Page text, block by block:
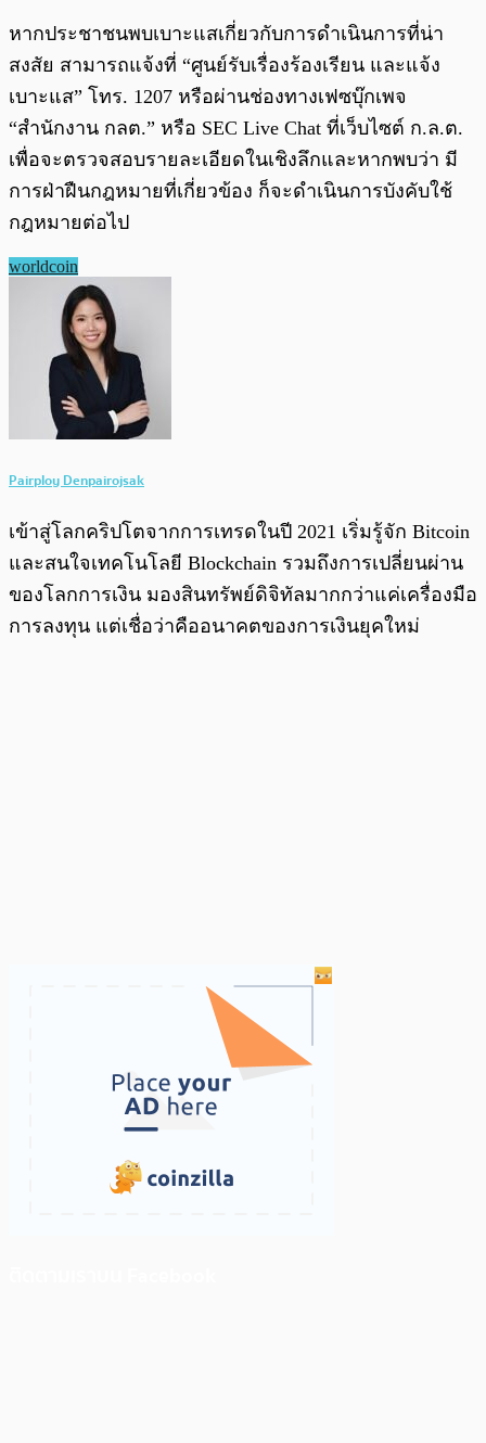
หากประชาชนพบเบาะแสเกี่ยวกับการดำเนินการที่น่า
สงสัย สามารถแจ้งที่ “ศูนย์รับเรื่องร้องเรียน และแจ้ง
เบาะแส” โทร. 1207 หรือผ่านช่องทางเฟซบุ๊กเพจ
“สำนักงาน กลต.” หรือ SEC Live Chat ที่เว็บไซต์ ก.ล.ต.
เพื่อจะตรวจสอบรายละเอียดในเชิงลึกและหากพบว่า มี
การฝ่าฝืนกฎหมายที่เกี่ยวข้อง ก็จะดำเนินการบังคับใช้
กฎหมายต่อไป
worldcoin
Pairploy Denpairojsak
เข้าสู่โลกคริปโตจากการเทรดในปี 2021 เริ่มรู้จัก Bitcoin
และสนใจเทคโนโลยี Blockchain รวมถึงการเปลี่ยนผ่าน
ของโลกการเงิน มองสินทรัพย์ดิจิทัลมากกว่าแค่เครื่องมือ
การลงทุน แต่เชื่อว่าคืออนาคตของการเงินยุคใหม่